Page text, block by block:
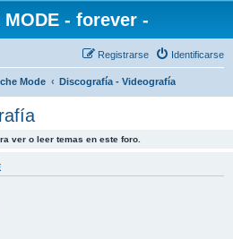
MODE - forever -
Identificarse
Registrarse
Mode Discografía - Videografía
ver o leer temas en este foro.